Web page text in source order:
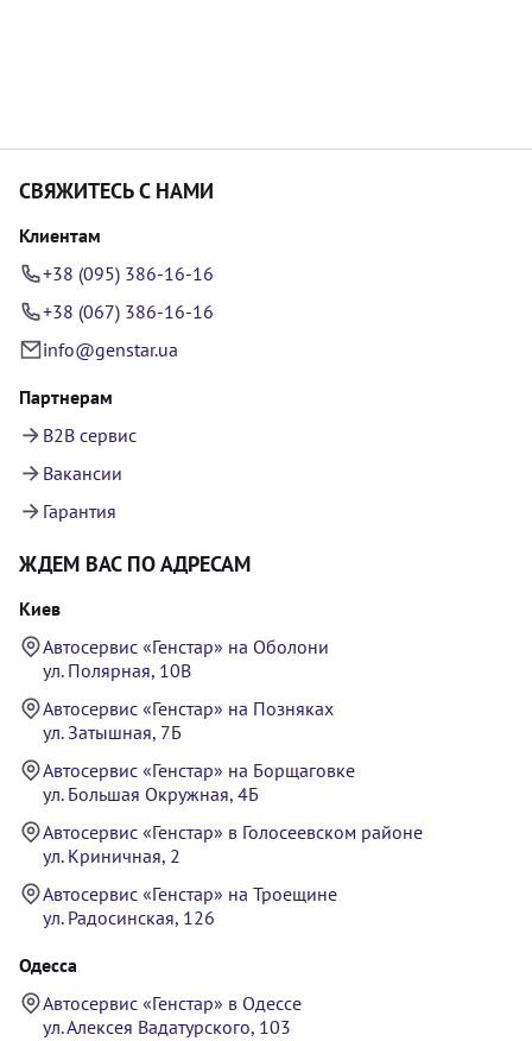
СВЯЖИТЕСЬ С НАМИ
Клиентам
+38 (095) 386-16-16
+38 (067) 386-16-16
info@genstar.ua
Партнерам
B2B сервис
Вакансии
Гарантия
ЖДЕМ ВАС ПО АДРЕСАМ
Киев
Автосервис «Генстар» на Оболони
ул. Полярная, 10В
Автосервис «Генстар» на Позняках
ул. Затышная, 7Б
Автосервис «Генстар» на Борщаговке
ул. Большая Окружная, 4Б
Автосервис «Генстар» в Голосеевском районе
ул. Криничная, 2
Автосервис «Генстар» на Троещине
ул. Радосинская, 126
Одесса
Автосервис «Генстар» в Одессе
ул. Алексея Вадатурского, 103